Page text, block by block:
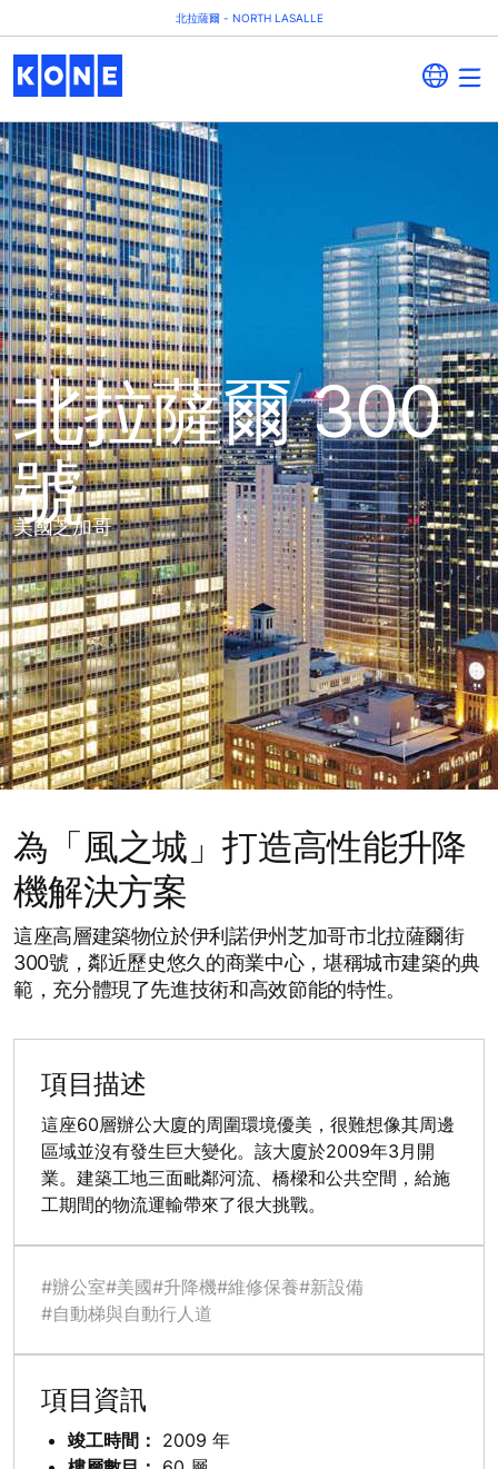
北拉薩爾 - NORTH LASALLE
北拉薩爾 300
號
美國芝加哥
為「風之城」打造高性能升降
機解決方案
這座高層建築物位於伊利諾伊州芝加哥市北拉薩爾街
300號，鄰近歷史悠久的商業中心，堪稱城市建築的典
範，充分體現了先進技術和高效節能的特性。
項目描述
這座60層辦公大廈的周圍環境優美，很難想像其周邊
區域並沒有發生巨大變化。該大廈於2009年3月開
業。建築工地三面毗鄰河流、橋樑和公共空間，給施
工期間的物流運輸帶來了很大挑戰。
#辦公室#美國#升降機#維修保養#新設備
#自動梯與自動行人道
項目資訊
竣工時間： 2009 年